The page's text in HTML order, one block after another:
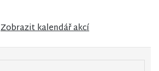
Zobrazit kalendář akcí